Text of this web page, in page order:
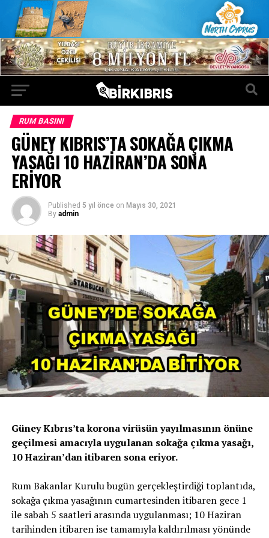
RUM BASINI
GÜNEY KIBRIS’TA SOKAĞA ÇIKMA
YASAĞI 10 HAZİRAN’DA SONA
ERİYOR
Published 5 yıl önce on Mayıs 30, 2021
By admin
Güney Kıbrıs’ta korona virüsün yayılmasının önüne
geçilmesi amacıyla uygulanan sokağa çıkma yasağı,
10 Haziran’dan itibaren sona eriyor.
Rum Bakanlar Kurulu bugün gerçekleştirdiği toplantıda,
sokağa çıkma yasağının cumartesinden itibaren gece 1
ile sabah 5 saatleri arasında uygulanması; 10 Haziran
tarihinden itibaren ise tamamıyla kaldırılması yönünde